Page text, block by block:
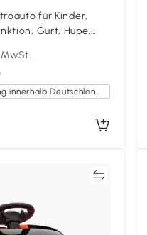
für Kinder,
Gurt, Hupe,
für 3-5 Jahre,
Kostenlose Lieferung innerhalb Deutschlands